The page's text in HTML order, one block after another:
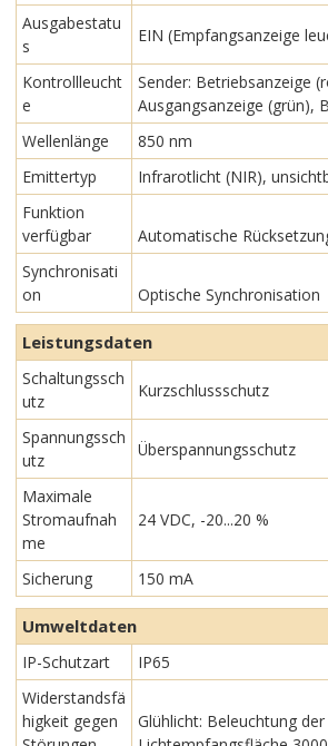
Ausgabestatu
s
EIN (Empfangsanzeige
Kontrollleucht
e
Sender: Betriebsanzeige
Ausgangsanzeige (grün),
Wellenlänge
850 nm
Emittertyp
Infrarotlicht (NIR),
Funktion
verfügbar
Automatische
Synchronisati
on
Optische Synchronisation
Leistungsdaten
Schaltungssch
utz
Kurzschlussschutz
Spannungssch
utz
Überspannungsschutz
Maximale
Stromaufnah
me
24 VDC, -20...20 %
Sicherung 150 mA
Umweltdaten
IP-Schutzart
IP65
Widerstandsfä
higkeit gegen
Glühlicht: Beleuchtung der